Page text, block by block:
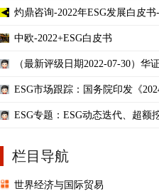
灼鼎咨询-2022年ESG发展白皮书
中欧-2022+ESG白皮书
（最新评级日期2022-07-30）华
ESG市场跟踪：国务院印发《
ESG专题：ESG动态迭代、超额
栏目导航
世界经济与国际贸易